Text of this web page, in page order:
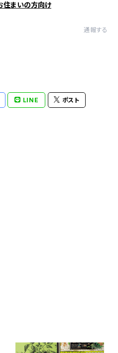
住まいの方向け
通報する
LINE ポスト